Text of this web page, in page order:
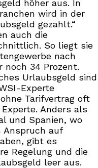
höher aus. In
wird in der
gezahlt.“
auch die
So liegt sie
nach
noch 34 Prozent.
Urlaubsgeld sind
Experte
Tarifvertrag oft
Anders als
und Spanien, wo
Anspruch auf
gibt es
Regelung und die
leer aus.